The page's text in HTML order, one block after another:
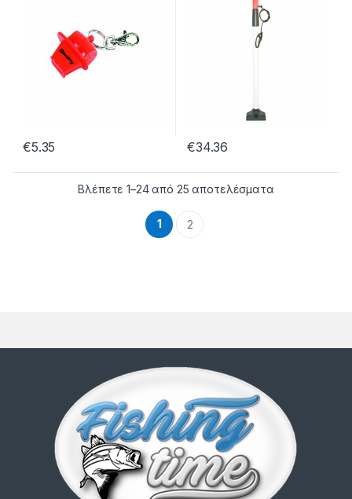
€5.35 €34.36
Βλέπετε 1–24 από 25 αποτελέσματα
1 2